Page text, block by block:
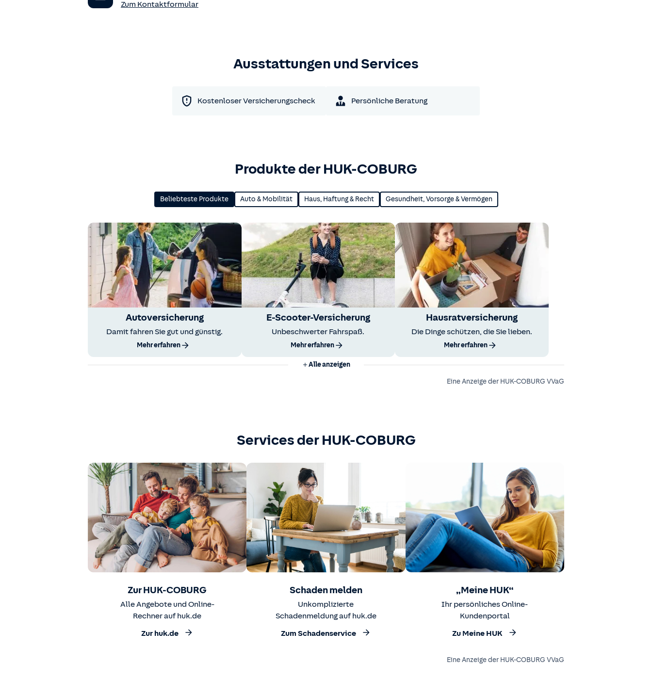
Zum Kontaktformular
Ausstattungen und Services
Kostenloser Versicherungscheck Persönliche Beratung
Produkte der HUK-COBURG
Beliebteste Produkte Auto & Mobilität Haus, Haftung & Recht Gesundheit, Vorsorge & Vermögen
Autoversicherung
Damit fahren Sie gut und günstig.
Mehr erfahren
E-Scooter-Versicherung
Unbeschwerter Fahrspaß.
Mehr erfahren
Hausratversicherung
Die Dinge schützen, die Sie lieben.
Mehr erfahren
Alle anzeigen
Eine Anzeige der HUK-COBURG VVaG
Services der HUK-COBURG
Zur HUK-COBURG
Alle Angebote und Online-
Rechner auf huk.de
Zur huk.de
Schaden melden
Unkomplizierte
Schadenmeldung auf huk.de
Zum Schadenservice
„Meine HUK“
Ihr persönliches Online-
Kundenportal
Zu Meine HUK
Eine Anzeige der HUK-COBURG VVaG